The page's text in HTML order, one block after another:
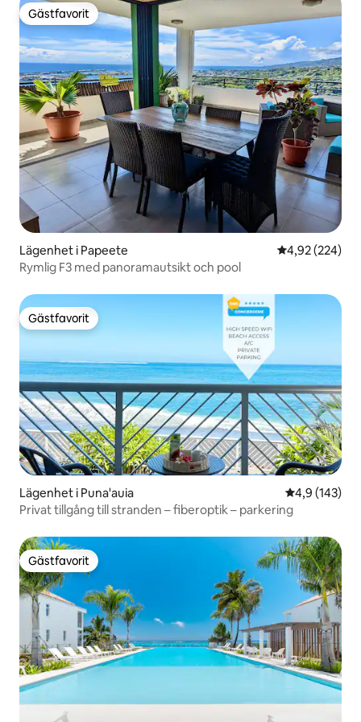
Gästfavorit
Gästfavorit
Lägenhet i Papeete 4,92 av 5 i
4,92 (224)
Rymlig F3 med panoramautsikt och pool
Gästfavorit
Gästfavorit
Lägenhet i Puna'auia 4,9 av 5 i
4,9 (143)
Privat tillgång till stranden – fiberoptik – parkering
Gästfavorit
Gästfavorit